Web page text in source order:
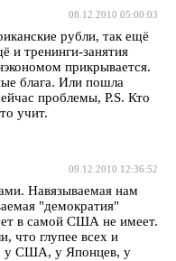
08.12.2010 05:00:03
рубли, так ещё
и тренинги-занятия
прикрывается.
блага. Или пошла
проблемы, P.S. Кто
учит.
09.12.2010 12:36:52
Навязываемая нам
"демократия"
в самой США не имеет.
что глупее всех и
у США, у Японцев, у